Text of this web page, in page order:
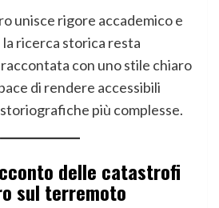
unisce rigore accademico e
ricerca storica resta
con uno stile chiaro
di rendere accessibili
più complesse.
delle catastrofi
sul terremoto